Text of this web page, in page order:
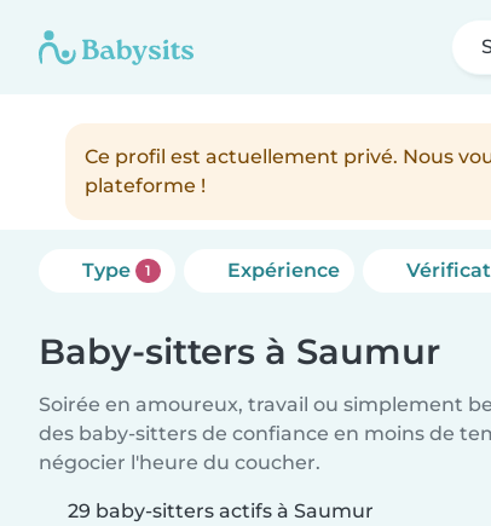
Ce profil est actuellement privé. Nous
plateforme !
Type 1 Expérience
Baby-sitters à Saumur
Soirée en amoureux, travail ou simplement
des baby-sitters de confiance en moins de
négocier l'heure du coucher.
29 baby-sitters actifs à Saumur